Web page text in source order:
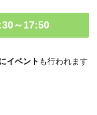
～17:50
イベント も行われます